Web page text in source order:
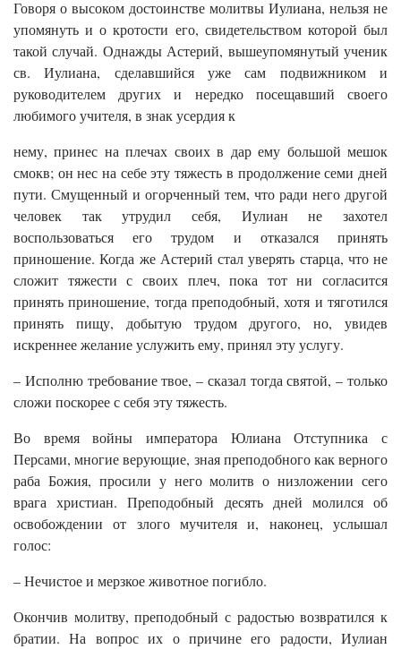
Говоря о высоком достоинстве молитвы Иулиана, нельзя не
упомянуть и о кротости его, свидетельством которой был
такой случай. Однажды Астерий, вышеупомянутый ученик
св. Иулиана, сделавшийся уже сам подвижником и
руководителем других и нередко посещавший своего
любимого учителя, в знак усердия к
нему, принес на плечах своих в дар ему большой мешок
смокв; он нес на себе эту тяжесть в продолжение семи дней
пути. Смущенный и огорченный тем, что ради него другой
человек так утрудил себя, Иулиан не захотел
воспользоваться его трудом и отказался принять
приношение. Когда же Астерий стал уверять старца, что не
сложит тяжести с своих плеч, пока тот ни согласится
принять приношение, тогда преподобный, хотя и тяготился
принять пищу, добытую трудом другого, но, увидев
искреннее желание услужить ему, принял эту услугу.
– Исполню требование твое, – сказал тогда святой, – только
сложи поскорее с себя эту тяжесть.
Во время войны императора Юлиана Отступника с
Персами, многие верующие, зная преподобного как верного
раба Божия, просили у него молитв о низложении сего
врага христиан. Преподобный десять дней молился об
освобождении от злого мучителя и, наконец, услышал
голос:
– Нечистое и мерзкое животное погибло.
Окончив молитву, преподобный с радостью возвратился к
братии. На вопрос их о причине его радости, Иулиан